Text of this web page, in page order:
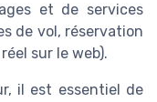
et de services
de vol, réservation
sur le web).
il est essentiel de